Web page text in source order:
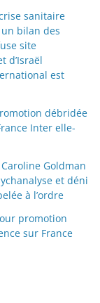
sanitaire
bilan des
site
d’Israël
est
débridée
Inter elle-
Caroline Goldman
et déni
à l’ordre
promotion
sur France